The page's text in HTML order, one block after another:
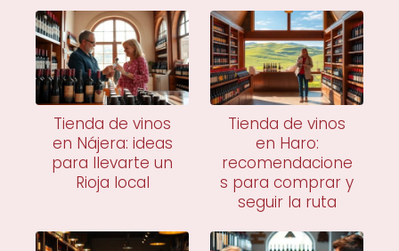
Tienda de vinos
en Nájera: ideas
para llevarte un
Rioja local
Tienda de vinos
en Haro:
recomendacione
s para comprar y
seguir la ruta